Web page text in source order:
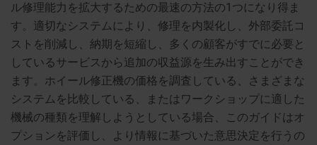
ル修理能力を拡大するための最速の方法の1つになり得ま
す。適切なシステムにより、修理を内製化し、外部委託コ
ストを削減し、納期を短縮し、多くの顧客がすでに必要と
しているサービスから追加の収益源を生み出すことができ
ます。ホイール修正機の価格を調査している、さまざまな
システムを比較している、またはワークショップに適した
機械の種類を理解しようとしている場合、このガイドはオ
プションを評価し、より情報に基づいた意思決定を行うの